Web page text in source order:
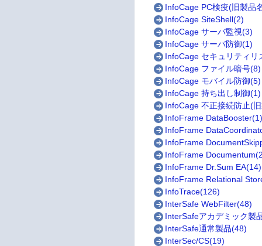
InfoCage PC検疫(旧製品
InfoCage SiteShell(2)
InfoCage サーバ監視(3)
InfoCage サーバ防御(1)
InfoCage セキュリティリ
InfoCage ファイル暗号(8)
InfoCage モバイル防御(5)
InfoCage 持ち出し制御(1)
InfoCage 不正接続防止(
InfoFrame
InfoFrame
InfoFrame
InfoFrame
InfoFrame Dr.Sum EA(14)
InfoFrame Relational
InfoTrace(126)
InterSafe WebFilter(48)
InterSafeアカデミック製
InterSafe通常製品(48)
InterSec/CS(19)